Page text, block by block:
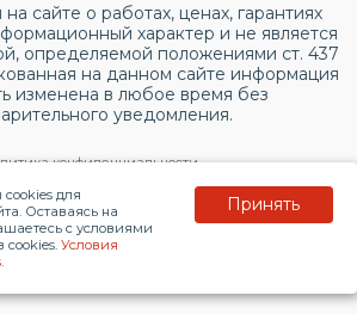
сайте о работах, ценах, гарантиях
характер и не является
определяемой положениями ст. 437
на данном сайте информация
изменена в любое время без
уведомления.
конфиденциальности
обработку персональных данных
© 2026 topservice.su
для
Оставаясь на
с условиями
cookies. Условия
.
Принять